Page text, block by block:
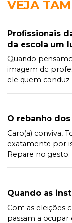
VEJA
Profissionais
da escola um
Quando
imagem do
ele quem conduz
O rebanho
Caro(a) conviva,
exatamente por
Repare no gesto.
Quando as
Com as eleições
passam a ocupar